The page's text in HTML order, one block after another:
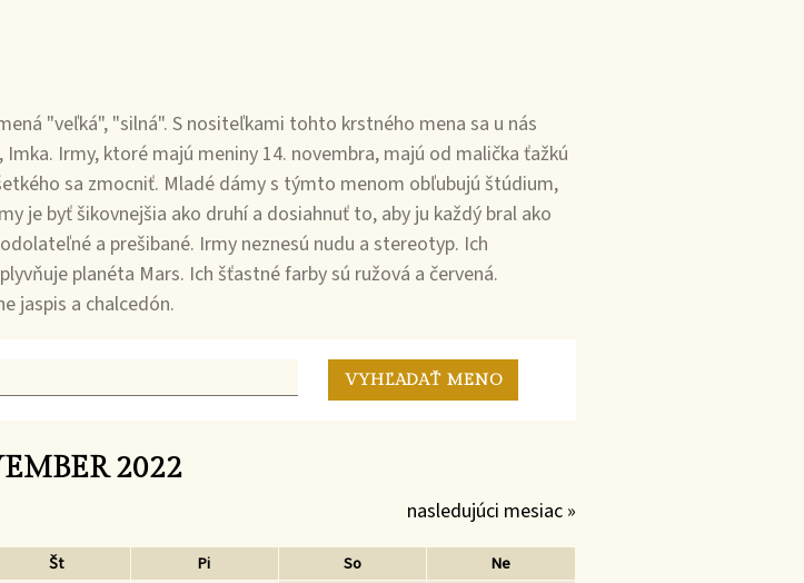
"veľká", "silná". S nositeľkami tohto krstného mena sa u nás
Irmy, ktoré majú meniny 14. novembra, majú od malička ťažkú
sa zmocniť. Mladé dámy s týmto menom obľubujú štúdium,
je byť šikovnejšia ako druhí a dosiahnuť to, aby ju každý bral ako
a prešibané. Irmy neznesú nudu a stereotyp. Ich
planéta Mars. Ich šťastné farby sú ružová a červená.
jaspis a chalcedón.
2022
nasledujúci mesiac »
Št Pi So
Ne